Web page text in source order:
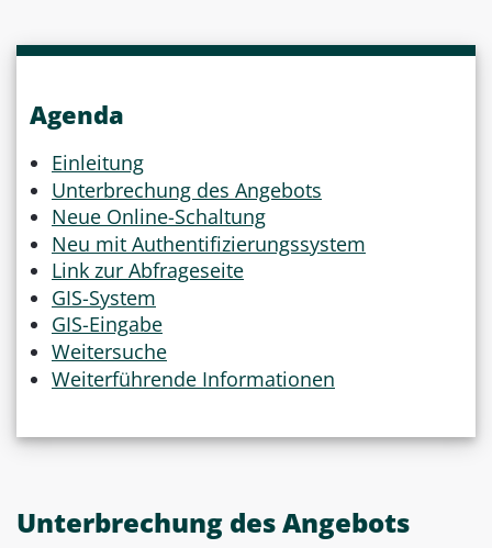
Agenda
Einleitung
Unterbrechung des Angebots
Neue Online-Schaltung
Neu mit Authentifizierungssystem
Link zur Abfrageseite
GIS-System
GIS-Eingabe
Weitersuche
Weiterführende Informationen
Unterbrechung des Angebots